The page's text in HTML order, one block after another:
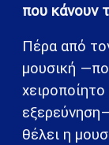
που κάνουν
Πέρα από
μουσική
θέλει η